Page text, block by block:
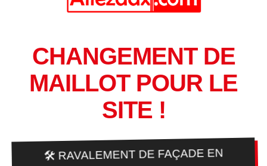
CHANGEMENT DE
MAILLOT POUR LE
SITE !
🛠️ RAVALEMENT DE FAÇADE EN